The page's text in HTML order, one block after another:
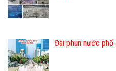
Đài phun nước